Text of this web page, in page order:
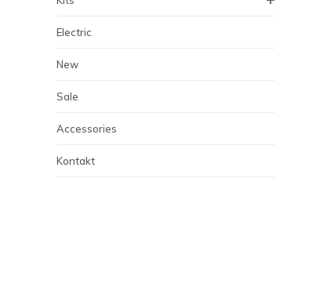
Electric
New
Sale
Accessories
Kontakt